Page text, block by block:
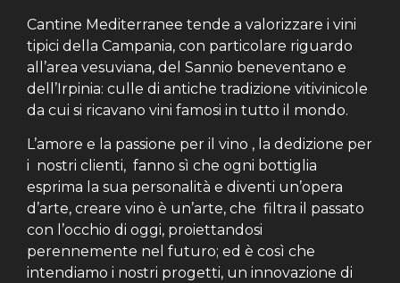
Cantine Mediterranee tende a valorizzare i vini
tipici della Campania, con particolare riguardo
all’area vesuviana, del Sannio beneventano e
dell’Irpinia: culle di antiche tradizione vitivinicole
da cui si ricavano vini famosi in tutto il mondo.
L’amore e la passione per il vino , la dedizione per
i nostri clienti, fanno sì che ogni bottiglia
esprima la sua personalità e diventi un’opera
d’arte, creare vino è un’arte, che filtra il passato
con l’occhio di oggi, proiettandosi
perennemente nel futuro; ed è così che
intendiamo i nostri progetti, un innovazione di